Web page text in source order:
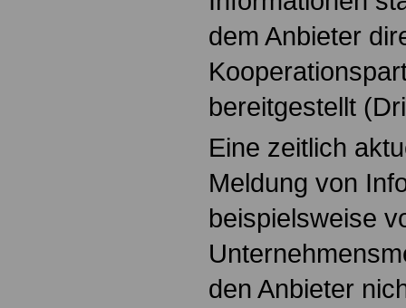
dem Anbieter
bereitgestellt
Eine zeitlich
Meldung von
beispielsweise
den Anbieter